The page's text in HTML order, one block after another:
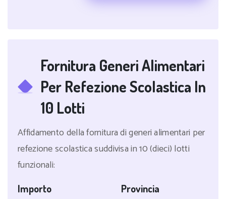
Fornitura Generi Alimentari
Per Refezione Scolastica In
10 Lotti
Affidamento della fornitura di generi alimentari per
refezione scolastica suddivisa in 10 (dieci) lotti
funzionali:
Importo Provincia